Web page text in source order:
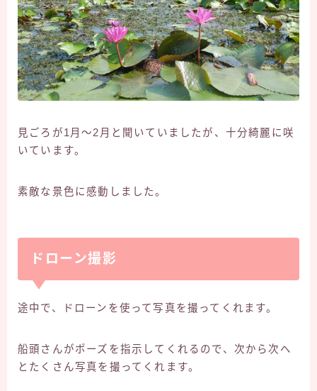
見ごろが1月～2月と聞いていましたが、十分綺麗に咲
いています。
素敵な景色に感動しました。
ドローン撮影
途中で、ドローンを使って写真を撮ってくれます。
船頭さんがポーズを指示してくれるので、次から次へ
とたくさん写真を撮ってくれます。